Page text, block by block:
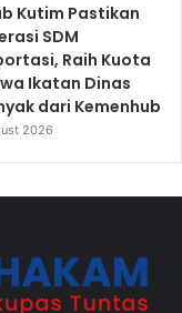
Kutim Pastikan
SDM
Raih Kuota
Ikatan Dinas
dari Kemenhub
2026